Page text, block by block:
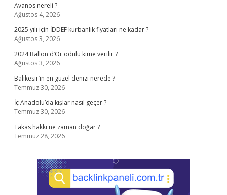
Avanos nereli ?
Ağustos 4, 2026
2025 yılı için İDDEF kurbanlık fiyatları ne kadar ?
Ağustos 3, 2026
2024 Ballon d’Or ödülü kime verilir ?
Ağustos 3, 2026
Balıkesir’in en güzel denizi nerede ?
Temmuz 30, 2026
İç Anadolu’da kışlar nasıl geçer ?
Temmuz 30, 2026
Takas hakkı ne zaman doğar ?
Temmuz 28, 2026